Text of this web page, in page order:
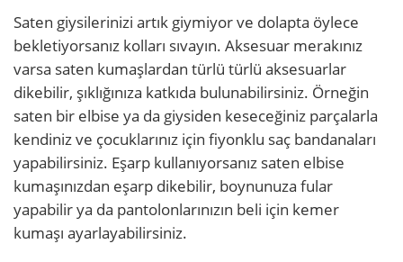
Saten giysilerinizi artık giymiyor ve dolapta öylece
bekletiyorsanız kolları sıvayın. Aksesuar merakınız
varsa saten kumaşlardan türlü türlü aksesuarlar
dikebilir, şıklığınıza katkıda bulunabilirsiniz. Örneğin
saten bir elbise ya da giysiden keseceğiniz parçalarla
kendiniz ve çocuklarınız için fiyonklu saç bandanaları
yapabilirsiniz. Eşarp kullanıyorsanız saten elbise
kumaşınızdan eşarp dikebilir, boynunuza fular
yapabilir ya da pantolonlarınızın beli için kemer
kumaşı ayarlayabilirsiniz.